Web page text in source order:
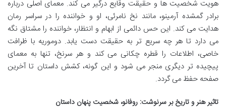
هویت شخصیت ها و حقیقت وقایع درگیر می کند. معمای اصلی درباره
برادر گمشده آرمینو، مانند نخ نامرئی، او و خواننده را در سراسر رمان
هدایت می کند. این حس دائمی از ابهام و انتظار، خواننده را مشتاق نگه
می دارد تا هر چه سریع تر به حقیقت دست یابد. دوموریه با ظرافت
خاصی، اطلاعات را قطره چکانی می کند و هر سرنخ، تنها به معمای
پیچیده تر دیگری منجر می شود و این گونه، کشش داستان تا آخرین
صفحه حفظ می گردد.
تاثیر هنر و تاریخ بر سرنوشت: روفانو، شخصیت پنهان داستان